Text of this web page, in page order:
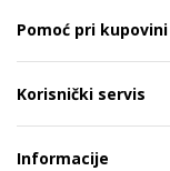
Pomoć pri kupovini
Korisnički servis
Informacije